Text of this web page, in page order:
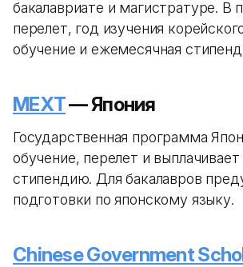
бакалавриате и магистратуре. В
перелет, год изучения
обучение и ежемесячная
MEXT— Япония
Государственная программа
обучение, перелет и
стипендию. Для бакалавров
подготовки по японскому языку.
Chinese Government